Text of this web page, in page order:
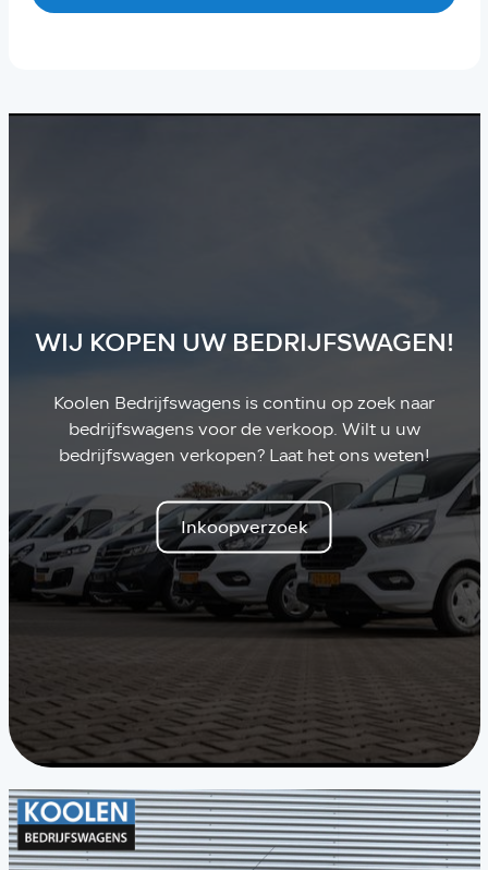
WIJ KOPEN UW BEDRIJFSWAGEN!
Koolen Bedrijfswagens is continu op zoek naar
bedrijfswagens voor de verkoop. Wilt u uw
bedrijfswagen verkopen? Laat het ons weten!
Inkoopverzoek